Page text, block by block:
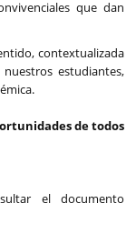
que dan
contextualizada
estudiantes,
de todos
el documento